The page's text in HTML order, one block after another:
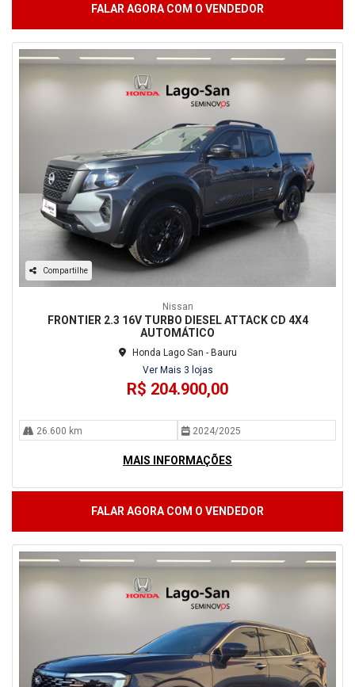
FALAR AGORA COM O VENDEDOR
Compartilhe
Nissan
FRONTIER 2.3 16V TURBO DIESEL ATTACK CD 4X4
AUTOMÁTICO
Honda Lago San - Bauru
Ver Mais 3 lojas
R$ 204.900,00
26.600 km 2024/2025
MAIS INFORMAÇÕES
FALAR AGORA COM O VENDEDOR